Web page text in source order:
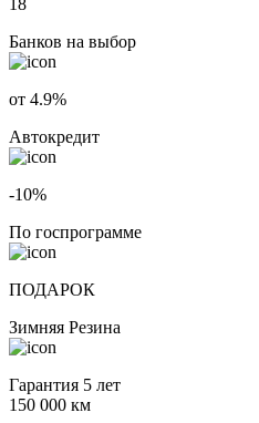
18
Банков на выбор
от 4.9%
Автокредит
-10%
По госпрограмме
ПОДАРОК
Зимняя Резина
Гарантия 5 лет
150 000 км